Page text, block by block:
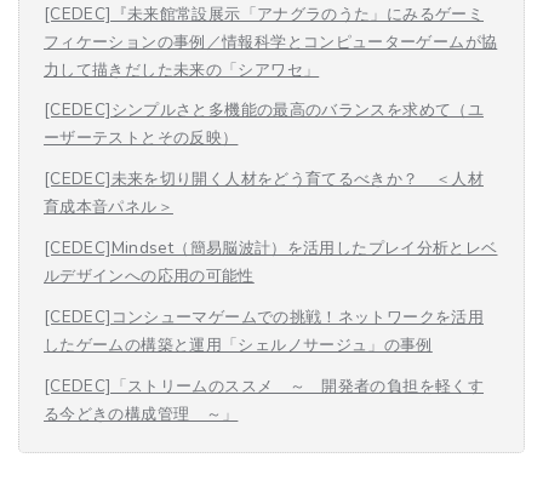
[CEDEC]『未来館常設展示「アナグラのうた」にみるゲーミ
フィケーションの事例／情報科学とコンピューターゲームが協
力して描きだした未来の「シアワセ」
[CEDEC]シンプルさと多機能の最高のバランスを求めて（ユ
ーザーテストとその反映）
[CEDEC]未来を切り開く人材をどう育てるべきか？ ＜人材
育成本音パネル＞
[CEDEC]Mindset（簡易脳波計）を活用したプレイ分析とレベ
ルデザインへの応用の可能性
[CEDEC]コンシューマゲームでの挑戦！ネットワークを活用
したゲームの構築と運用「シェルノサージュ」の事例
[CEDEC]「ストリームのススメ ～ 開発者の負担を軽くす
る今どきの構成管理 ～」